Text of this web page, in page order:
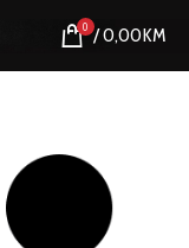
0 /0,00KM